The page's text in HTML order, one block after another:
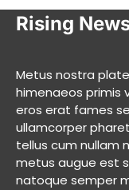
Rising
Metus nostra
himenaeos primis
eros erat fames
ullamcorper
tellus cum nullam
metus augue est
natoque semper